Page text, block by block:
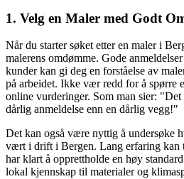
1. Velg en Maler med Godt
Når du starter søket etter en maler i
malerens omdømme. Gode
kunder kan gi deg en forståelse av
på arbeidet. Ikke vær redd for å spørre
online vurderinger. Som man sier: "Det
dårlig anmeldelse enn en dårlig vegg!"
Det kan også være nyttig å undersøke
vært i drift i Bergen. Lang erfaring kan
har klart å opprettholde en høy
lokal kjennskap til materialer og